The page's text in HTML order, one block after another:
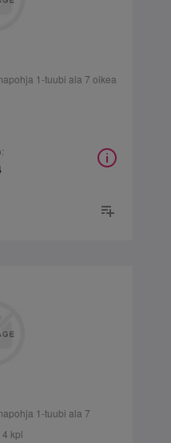
1-tuubi ala 7 oikea
1-tuubi ala 7
kpl